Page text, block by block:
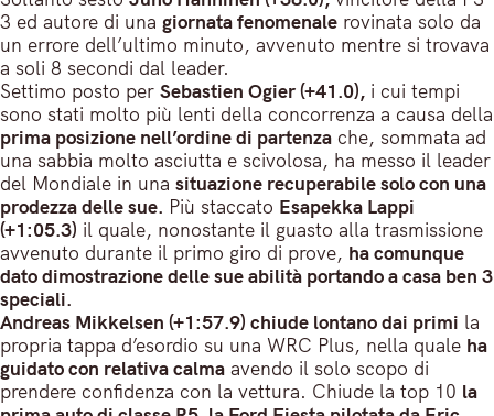
3 ed autore di una giornata fenomenale rovinata solo da
un errore dell’ultimo minuto, avvenuto mentre si trovava
a soli 8 secondi dal leader.
Settimo posto per Sebastien Ogier (+41.0), i cui tempi
sono stati molto più lenti della concorrenza a causa della
prima posizione nell’ordine di partenza che, sommata ad
una sabbia molto asciutta e scivolosa, ha messo il leader
del Mondiale in una situazione recuperabile solo con una
prodezza delle sue. Più staccato Esapekka Lappi
(+1:05.3) il quale, nonostante il guasto alla trasmissione
avvenuto durante il primo giro di prove, ha comunque
dato dimostrazione delle sue abilità portando a casa ben 3
speciali.
Andreas Mikkelsen (+1:57.9) chiude lontano dai primi la
propria tappa d’esordio su una WRC Plus, nella quale ha
guidato con relativa calma avendo il solo scopo di
prendere confidenza con la vettura. Chiude la top 10 la